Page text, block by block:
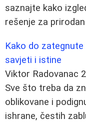
saznajte kako
rešenje za
Kako do
savjeti i istine
Viktor Radovanac
Sve što treba da
oblikovane i
ishrane, čestih